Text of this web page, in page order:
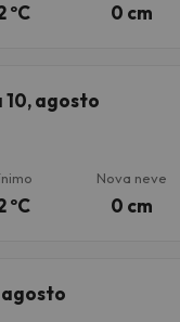
ºC 0 cm
agosto
ºC
Nova neve
0 cm
agosto